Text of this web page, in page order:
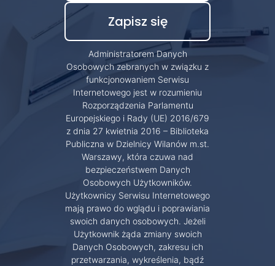
Administratorem Danych
Osobowych zebranych w związku z
funkcjonowaniem Serwisu
Internetowego jest w rozumieniu
Rozporządzenia Parlamentu
Europejskiego i Rady (UE) 2016/679
z dnia 27 kwietnia 2016 – Biblioteka
Publiczna w Dzielnicy Wilanów m.st.
Warszawy, która czuwa nad
bezpieczeństwem Danych
Osobowych Użytkowników.
Użytkownicy Serwisu Internetowego
mają prawo do wglądu i poprawiania
swoich danych osobowych. Jeżeli
Użytkownik żąda zmiany swoich
Danych Osobowych, zakresu ich
przetwarzania, wykreślenia, bądź